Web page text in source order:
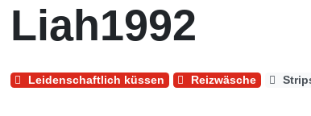
Liah1992
Leidenschaftlich küssen Reizwäsche